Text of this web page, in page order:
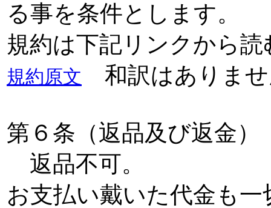
る事を条件とします。
規約は下記リンクから
規約原文 和訳はありま
第６条（返品及び返金）
返品不可。
お支払い戴いた代金も